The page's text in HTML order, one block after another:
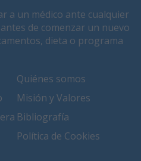
a un médico ante cualquier
de comenzar un nuevo
dieta o programa
Quiénes somos
Misión y Valores
Bibliografía
Política de Cookies